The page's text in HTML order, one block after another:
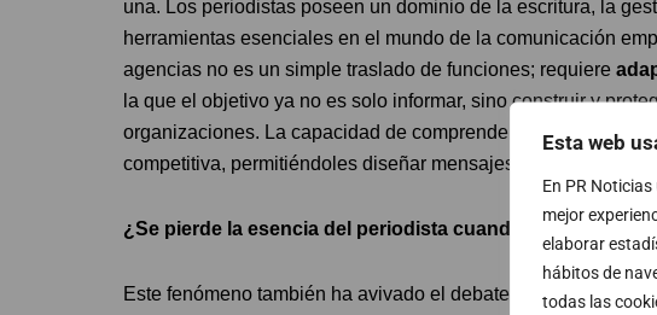
Esta web
En PR
mejor
elaborar
hábitos de
todas las
una. Los periodistas poseen un dominio de la escritura, la
herramientas esenciales en el mundo de la comunicación
agencias no es un simple traslado de funciones; requiere
la que el objetivo ya no es solo informar, sino construir y
organizaciones. La capacidad de comprender las dinámicas
competitiva, permitiéndoles diseñar mensajes más eficaces y
¿Se pierde la esencia del periodista cuando pasa a
Este fenómeno también ha avivado el debate sobre la